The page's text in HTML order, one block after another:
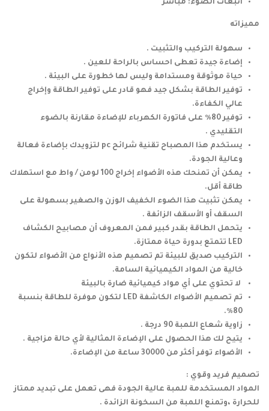
انبعاث الضوء: مباشر
مميزاته
سهولة التركيب والتثبيت .
إضاءة جيدة تعطى احساس بالراحة للعين .
حياة موثوقة ومستدامة وليس لها خطورة على البيئة .
توفير الطاقة بشكل جيد فهو قادر على توفير الطاقة وإخراج
عالي الكفاءة.
توفير 80٪ على فاتورة الكهرباء للإضاءة مقارنة بالضوء
التقليدي .
يستخدم هذا المصباح تقنية شرائح pc لتزويدك بإضاءة فعالة
وعالية الجودة.
يمكن أن تمنحك هذه الأضواء إخراج 100 لومن / واط مع استهلاك
طاقة أقل.
يمكن تثبيت هذا الضوء الخفيف الوزن والصغير بسهولة على
السقف أو الأسقف الزائفة .
يتحمل الطاقة بقدر كبير فمن المعروف أن مصابيح الكشاف
LED تتمتع بدورة حياة ممتازة.
التركيب صديق للبيئة تم تصميم هذه الأنواع من الأضواء لتكون
خالية من المواد الكيميائية السامة.
لا تحتوي على أي مواد كيميائية ضارة بالبيئة
تم تصميم الأضواء الكاشفة LED لتكون موفرة للطاقة بنسبة
80٪.
زاوية شعاع اللمبة 90 درجة .
يتيح لك هذا الحصول على الإضاءة المثالية لأي حالة مزاجية .
الأضواء توفر أكثر من 30000 ساعة من الإضاءة.
تصميم فريد وقوي :
المواد المستخدمة للمبة عالية الجودة فهى تعمل على تبديد ممتاز
للحرارة ،وتمنع اللمبة من السخونة الزائدة .